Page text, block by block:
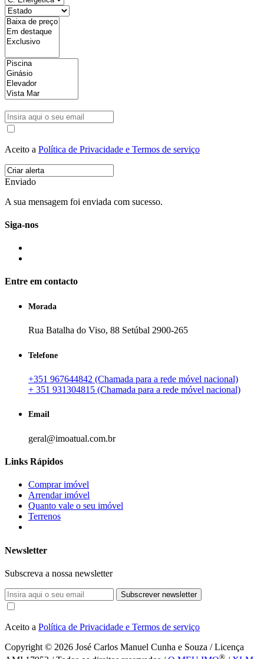
Aceito a Política de Privacidade e Termos de serviço
Enviado
A sua mensagem foi enviada com sucesso.
Siga-nos
Entre em contacto
Morada
Rua Batalha do Viso, 88 Setúbal 2900-265
Telefone
+351 967644842 (Chamada para a rede móvel nacional)
+ 351 931304815 (Chamada para a rede móvel nacional)
Email
geral@imoatual.com.br
Links Rápidos
Comprar imóvel
Arrendar imóvel
Quanto vale o seu imóvel
Terrenos
Newsletter
Subscreva a nossa newsletter
Subscrever newsletter
Aceito a Política de Privacidade e Termos de serviço
Copyright © 2026 José Carlos Manuel Cunha e Souza / Licença
®